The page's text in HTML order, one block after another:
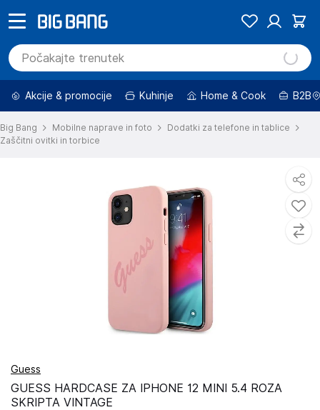
Akcije & promocije Kuhinje Home & Cook B2B
Big Bang Mobilne naprave in foto
Dodatki za telefone in tablice
Zaščitni ovitki in torbice
Guess
GUESS HARDCASE ZA IPHONE 12 MINI 5.4 ROZA
SKRIPTA VINTAGE